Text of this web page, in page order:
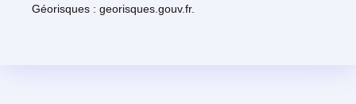
Géorisques : georisques.gouv.fr.